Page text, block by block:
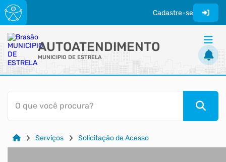
Cadastre-se
AUTOATENDIMENTO
MUNICIPIO DE ESTRELA
ACESSO RÁPIDO
Acessibilidade
Diário Oficial
O que você procura?
Serviços Solicitação de Acesso